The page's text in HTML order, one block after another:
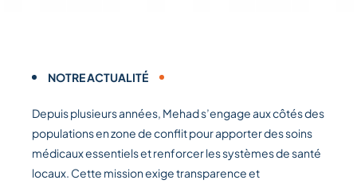
NOTRE ACTUALITÉ
Depuis plusieurs années, Mehad s’engage aux côtés des
populations en zone de conflit pour apporter des soins
médicaux essentiels et renforcer les systèmes de santé
locaux. Cette mission exige transparence et